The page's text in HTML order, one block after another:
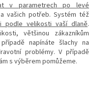
v parametrech po levé
vašich potřeb. Systém též
podle velikosti vaší dlaně.
většinou zákazníkům
napínáte šlachy na
problémy. V případě
s výběrem pomůžeme.